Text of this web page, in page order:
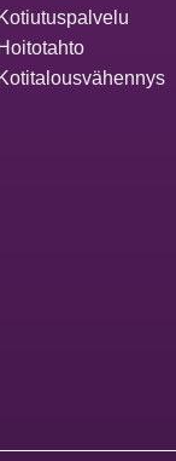
Kotiutuspalvelu
Hoitotahto
Kotitalousvähennys